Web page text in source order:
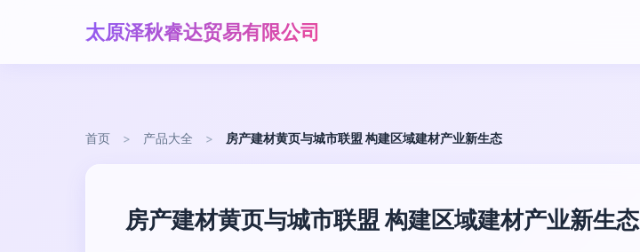
太原泽秋睿达贸易有限公司
首页 > 产品大全 > 房产建材黄页与城市联盟 构建区域建材产业新生态
房产建材黄页与城市联盟 构建区域建材产业新生态